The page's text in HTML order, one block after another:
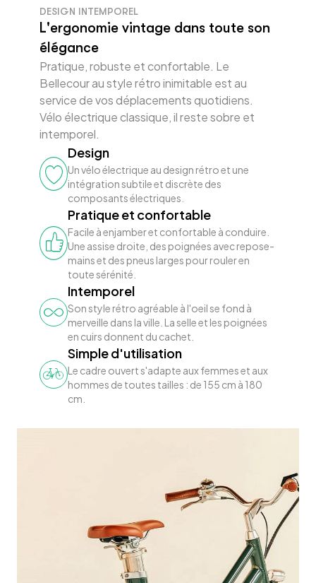
DESIGN INTEMPOREL
L'ergonomie vintage dans toute son
élégance
Pratique, robuste et confortable. Le
Bellecour au style rétro inimitable est au
service de vos déplacements quotidiens.
Vélo électrique classique, il reste sobre et
intemporel.
Design
Un vélo électrique au design rétro et une
intégration subtile et discrète des
composants électriques.
Pratique et confortable
Facile à enjamber et confortable à conduire.
Une assise droite, des poignées avec repose-
mains et des pneus larges pour rouler en
toute sérénité.
Intemporel
Son style rétro agréable à l'oeil se fond à
merveille dans la ville. La selle et les poignées
en cuirs donnent du cachet.
Simple d'utilisation
Le cadre ouvert s'adapte aux femmes et aux
hommes de toutes tailles : de 155 cm à 180
cm.